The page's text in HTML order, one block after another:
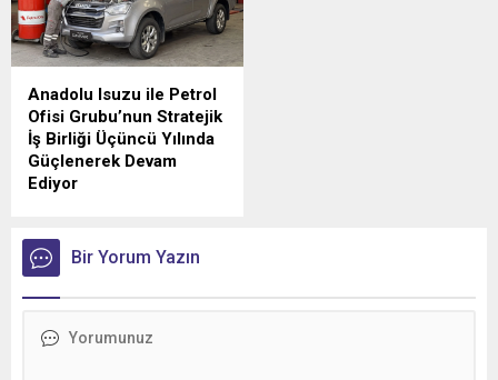
markalarından Kadoil
arasında özel bir iş birliğine
imza atıldı.
Anadolu Isuzu ile Petrol
Ofisi Grubu’nun Stratejik
İş Birliği Üçüncü Yılında
Güçlenerek Devam
Ediyor
ticari araçlara madeni yağ
tedarikini kapsayan stratejik
iş birliği üçüncü yılına girdi.
Bir Yorum Yazın